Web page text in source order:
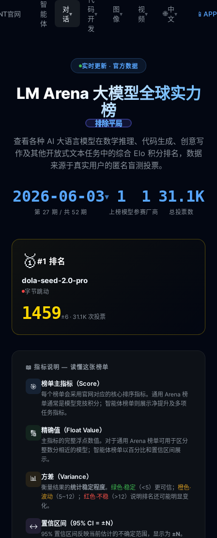
官网
智
能
体
对
话
▾
码
开
发
▾
图
像
▾
视
频
▾ 🌐
中
文
▾ 📱
实时更新 · 官方数据
LM Arena 大模型全球实力
榜
排除平局
查看各种 AI 大语言模型在数学推理、代码生成、创意写
作及其他开放式文本任务中的综合 Elo 积分排名，数据
来源于真实用户的匿名盲测投票。
2026-06-03▾
第 27 期 / 共 52 期
1
上榜模型
1
参赛厂商
31.1K
总投票数
🥇 #1排名
dola-seed-2.0-pro
字节跳动
1459±6 · 31.1K次投票
📖 指标说明 — 读懂这张榜单
🎯 榜单主指标（Score）
每个榜单会采用官网对应的核心排序指标。通用 Arena 榜
单通常是模型竞技积分；智能体榜单则展示净提升及多项
任务指标。
🔢 精确值（Float Value）
主指标的完整浮点数值。对于通用 Arena 榜单可用于区分
整数分相近的模型；智能体榜单以百分比和置信区间展
示。
📊 方差（Variance）
衡量结果的统计稳定程度。 绿色·稳定 （<5）更可信； 橙色·
波动 （5~12）； 红色·不稳 （>12）说明排名还可能明显变
化。
↔️ 置信区间（95% CI = ±N）
95% 置信区间反映当前估计的不确定范围，显示为 ±N。